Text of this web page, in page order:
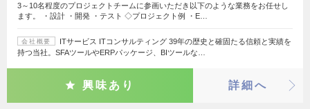
3～10名程度のプロジェクトチームに参画いただき以下のような業務をお任せし
ます。 ・設計 ・開発 ・テスト ◇プロジェクト例 ・E…
会社概要
ITサービス ITコンサルティング 39年の歴史と確固たる信頼と実績を
持つ当社。SFAツールやERPパッケージ、BIツールな…
興味あり 詳細へ